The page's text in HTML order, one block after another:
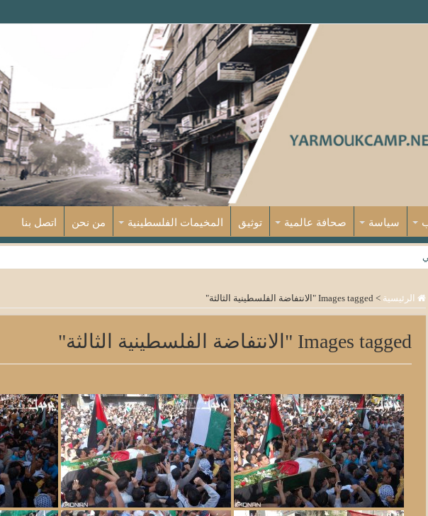
سياسة صحافة عالمية توثيق المخيمات الفلسطينية من نحن اتصل بنا
الرئيسية > Images tagged "الانتفاضة الفلسطينية الثالثة"
Images tagged "الانتفاضة الفلسطينية الثالثة"